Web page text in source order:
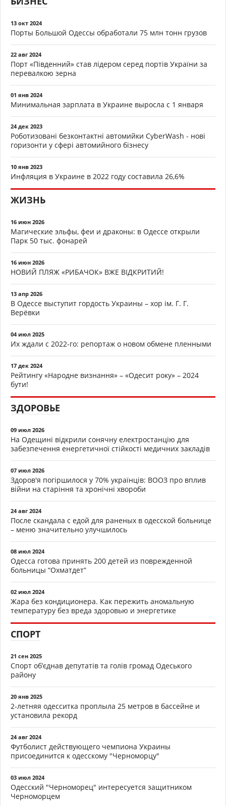
13 окт 2024
Порты Большой Одессы обработали 75 млн тонн грузов
22 авг 2024
Порт «Південний» став лідером серед портів України за
перевалкою зерна
01 янв 2024
Минимальная зарплата в Украине выросла с 1 января
24 дек 2023
Роботизовані безконтактні автомийки CyberWash - нові
горизонти у сфері автомийного бізнесу
10 янв 2023
Инфляция в Украине в 2022 году составила 26,6%
ЖИЗНЬ
16 июн 2026
Магические эльфы, феи и драконы: в Одессе открыли
Парк 50 тыс. фонарей
16 июн 2026
НОВИЙ ПЛЯЖ «РИБАЧОК» ВЖЕ ВІДКРИТИЙ!
13 апр 2026
В Одессе выступит гордость Украины – хор ім. Г. Г.
Верёвки
04 июл 2025
Их ждали с 2022-го: репортаж о новом обмене пленными
17 дек 2024
Рейтингу «Народне визнання» – «Одесит року» – 2024
бути!
ЗДОРОВЬЕ
09 июл 2026
На Одещині відкрили сонячну електростанцію для
забезпечення енергетичної стійкості медичних закладів
07 июл 2026
Здоров'я погіршилося у 70% українців: ВООЗ про вплив
війни на старіння та хронічні хвороби
24 авг 2024
После скандала с едой для раненых в одесской больнице
– меню значительно улучшилось
08 июл 2024
Одесса готова принять 200 детей из поврежденной
больницы “Охматдет”
02 июл 2024
Жара без кондиционера. Как пережить аномальную
температуру без вреда здоровью и энергетике
СПОРТ
21 сен 2025
Спорт об’єднав депутатів та голів громад Одеського
району
20 янв 2025
2-летняя одесситка проплыла 25 метров в бассейне и
установила рекорд
24 авг 2024
Футболист действующего чемпиона Украины
присоединится к одесскому "Черноморцу"
03 июл 2024
Одесский "Черноморец" интересуется защитником
Черноморцем